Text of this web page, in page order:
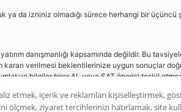
ya da izniniz olmadığı sürece herhangi bir üçüncü
danışmanlığı kapsamında değildir. Bu
kararı verilmesi beklentilerinize uygun sonuçlar
ve bilgiler birer AL veya SAT önerisi teşkil
etmek, içerik ve reklamları kişiselleştirmek,
ölçmek, ziyaret tercihlerinizi hatırlamak, site